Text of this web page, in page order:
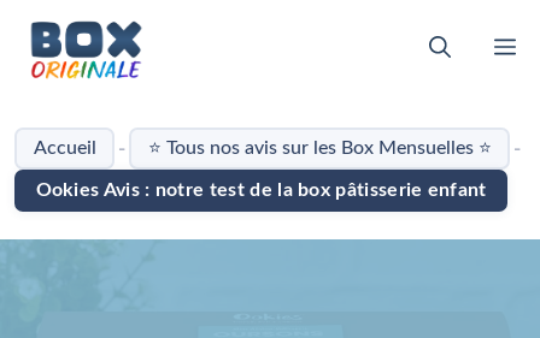
contenu
Accueil - ⭐ Tous nos avis sur les Box Mensuelles ⭐ -
Ookies Avis : notre test de la box pâtisserie enfant